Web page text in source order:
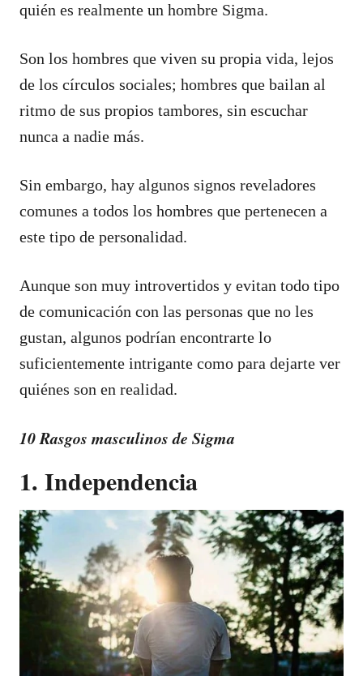
quién es realmente un hombre Sigma.
Son los hombres que viven su propia vida, lejos
de los círculos sociales; hombres que bailan al
ritmo de sus propios tambores, sin escuchar
nunca a nadie más.
Sin embargo, hay algunos signos reveladores
comunes a todos los hombres que pertenecen a
este tipo de personalidad.
Aunque son muy introvertidos y evitan todo tipo
de comunicación con las personas que no les
gustan, algunos podrían encontrarte lo
suficientemente intrigante como para dejarte ver
quiénes son en realidad.
10 Rasgos masculinos de Sigma
1. Independencia